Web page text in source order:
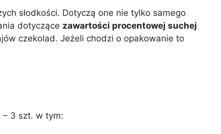
słodkości. Dotyczą one nie tylko samego
dotyczące zawartości procentowej suchej
czekolad. Jeżeli chodzi o opakowanie to
– 3 szt. w tym: